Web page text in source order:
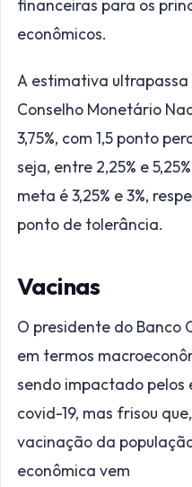
financeiras para os
econômicos.
A estimativa
Conselho Monetário
3,75%, com 1,5 ponto
seja, entre 2,25% e
meta é 3,25% e 3%,
ponto de tolerância.
Vacinas
O presidente do Banco
em termos
sendo impactado
covid-19, mas frisou
vacinação da
econômica vem